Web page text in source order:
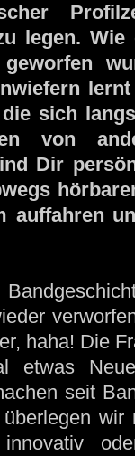
legen.
sich
von
Dir
auffahren
haha! Die
etwas
seit